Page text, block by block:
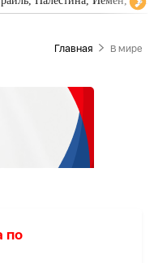
Главная В мире
по